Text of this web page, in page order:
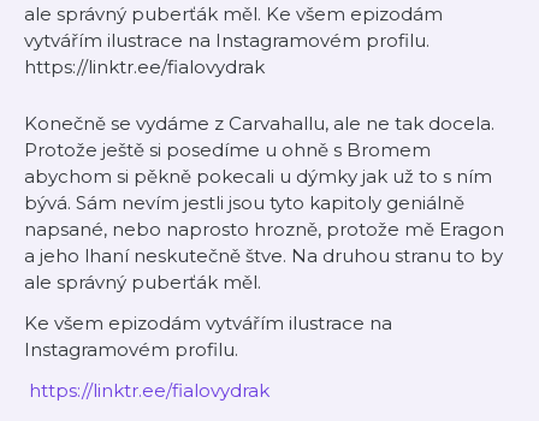
ale správný puberťák měl. Ke všem epizodám
vytvářím ilustrace na Instagramovém profilu.
⁠⁠⁠⁠⁠⁠⁠⁠⁠⁠⁠https://linktr.ee/fialovydrak
Konečně se vydáme z Carvahallu, ale ne tak docela.
Protože ještě si posedíme u ohně s Bromem
abychom si pěkně pokecali u dýmky jak už to s ním
bývá. Sám nevím jestli jsou tyto kapitoly geniálně
napsané, nebo naprosto hrozně, protože mě Eragon
a jeho lhaní neskutečně štve. Na druhou stranu to by
ale správný puberťák měl.
Ke všem epizodám vytvářím ilustrace na
Instagramovém profilu.
https://linktr.ee/fialovydrak